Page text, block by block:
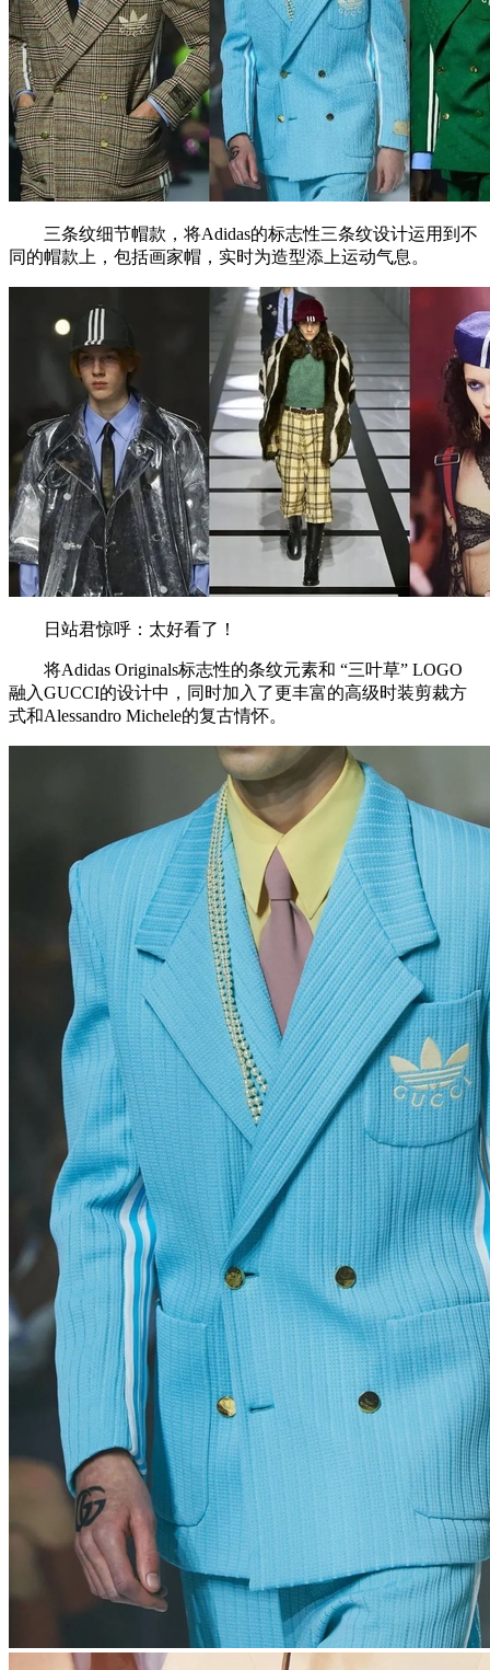
三条纹细节帽款，将Adidas的标志性三条纹设计运用到不
同的帽款上，包括画家帽，实时为造型添上运动气息。
日站君惊呼：太好看了！
将Adidas Originals标志性的条纹元素和 “三叶草” LOGO
融入GUCCI的设计中，同时加入了更丰富的高级时装剪裁方
式和Alessandro Michele的复古情怀。